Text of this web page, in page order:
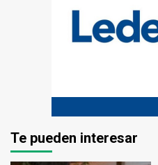
Te pueden interesar